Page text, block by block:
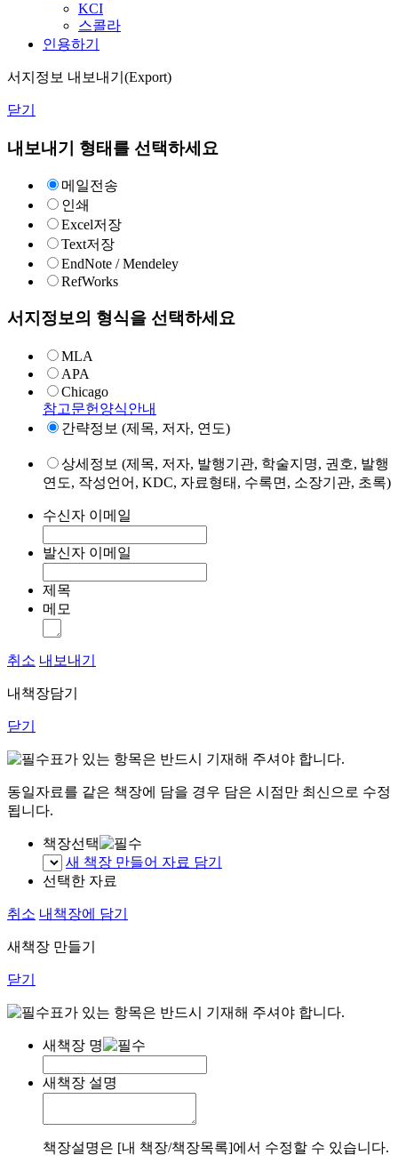
KCI
스콜라
인용하기
서지정보 내보내기(Export)
닫기
내보내기 형태를 선택하세요
메일전송
인쇄
Excel저장
Text저장
EndNote / Mendeley
RefWorks
서지정보의 형식을 선택하세요
MLA
APA
Chicago
참고문헌양식안내
간략정보 (제목, 저자, 연도)
상세정보 (제목, 저자, 발행기관, 학술지명, 권호, 발행
연도, 작성언어, KDC, 자료형태, 수록면, 소장기관, 초록)
수신자 이메일
발신자 이메일
제목
메모
취소 내보내기
내책장담기
닫기
표가 있는 항목은 반드시 기재해 주셔야 합니다.
동일자료를 같은 책장에 담을 경우 담은 시점만 최신으로 수정
됩니다.
책장선택
새 책장 만들어 자료 담기
선택한 자료
취소 내책장에 담기
새책장 만들기
닫기
표가 있는 항목은 반드시 기재해 주셔야 합니다.
새책장 명
새책장 설명
책장설명은 [내 책장/책장목록]에서 수정할 수 있습니다.